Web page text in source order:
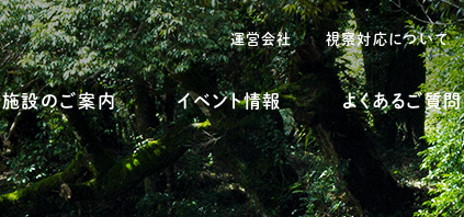
運営会社 視察対応について
施設のご案内 イベント情報 よくあるご質問